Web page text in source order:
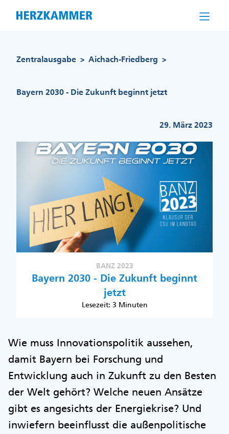
Zentralausgabe > Aichach-Friedberg >
Bayern 2030 - Die Zukunft beginnt jetzt
29. März 2023
BANZ 2023
Bayern 2030 - Die Zukunft beginnt
jetzt
Lesezeit: 3 Minuten
Wie muss Innovationspolitik aussehen,
damit Bayern bei Forschung und
Entwicklung auch in Zukunft zu den Besten
der Welt gehört? Welche neuen Ansätze
gibt es angesichts der Energiekrise? Und
inwiefern beeinflusst die außenpolitische